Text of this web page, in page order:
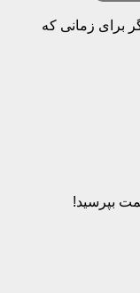
برای زمانی که
بپرسید!